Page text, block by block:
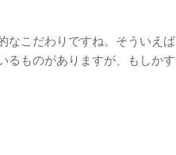
こだわりですね。そういえ
るものがありますが、もしか